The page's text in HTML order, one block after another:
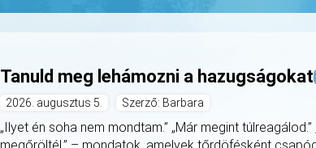
Tanuld meg lehámozni a hazugságokat
2026. augusztus 5. Szerző: Barbara
„Ilyet én soha nem mondtam.” „Már megint